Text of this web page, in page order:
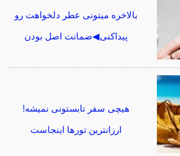
بالاخره میتونی عطر دلخواهت رو
پیداکنی◀ضمانت اصل بودن
هیچی سفر تابستونی نمیشه!
ارزانترین تورها اینجاست